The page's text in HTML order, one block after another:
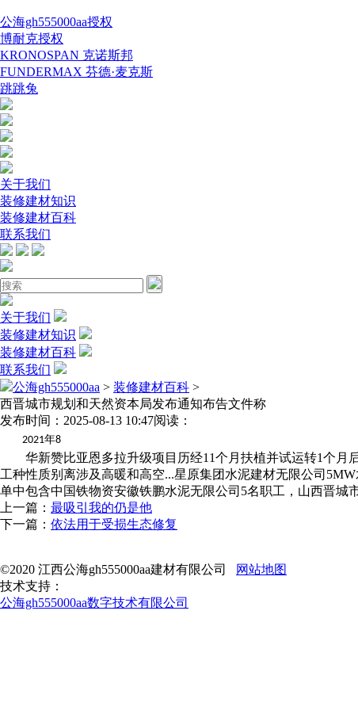
公海gh555000aa授权
博耐克授权
KRONOSPAN 克诺斯邦
FUNDERMAX 芬德·麦克斯
跳跳兔
关于我们
装修建材知识
装修建材百科
联系我们
关于我们
装修建材知识
装修建材百科
联系我们
公海gh555000aa > 装修建材百科 >
西晋城市规划和天然资本局发布通知布告文件称
发布时间：2025-08-13 10:47阅读：
2021年8
华新赞比亚恩多拉升级项目历经11个月扶植并试运转1个月
工种性质别离涉及高暖和高空...星原集团水泥建材无限公司
单中包含中国铁物资安徽铁鹏水泥无限公司5名职工，山西晋城
上一篇： 最吸引我的仍是他
下一篇： 依法用于受损生态修复
©2020 江西公海gh555000aa建材有限公司
网站地图
技术支持：
公海gh555000aa数字技术有限公司